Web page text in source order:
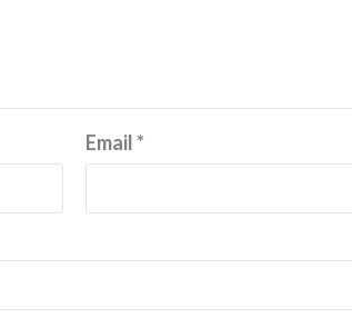
Email*